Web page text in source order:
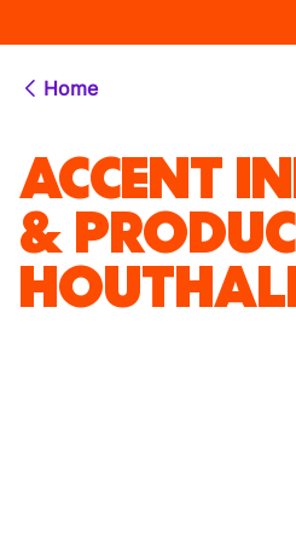
Home
ACCENT
&